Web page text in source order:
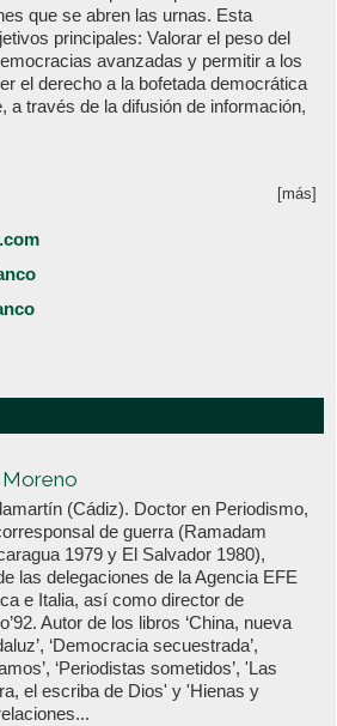
que se abren las urnas. Esta
principales: Valorar el peso del
avanzadas y permitir a los
el derecho a la bofetada democrática
a través de la difusión de información,
[más]
Moreno
(Cádiz). Doctor en Periodismo,
de guerra (Ramadam
1979 y El Salvador 1980),
las delegaciones de la Agencia EFE
e Italia, así como director de
Autor de los libros ‘China, nueva
‘Democracia secuestrada’,
‘Periodistas sometidos’, 'Las
el escriba de Dios' y 'Hienas y